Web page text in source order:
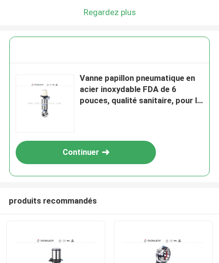
Regardez plus
Vanne papillon pneumatique en
acier inoxydable FDA de 6
pouces, qualité sanitaire, pour le
Continuer
produits recommandés